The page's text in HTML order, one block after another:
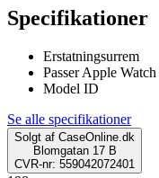
Specifikationer
Erstatningsurrem
Passer Apple
Model ID
Se alle specifikationer
Solgt af CaseOnline.dk
Blomgatan 17 B
CVR-nr: 559042072401